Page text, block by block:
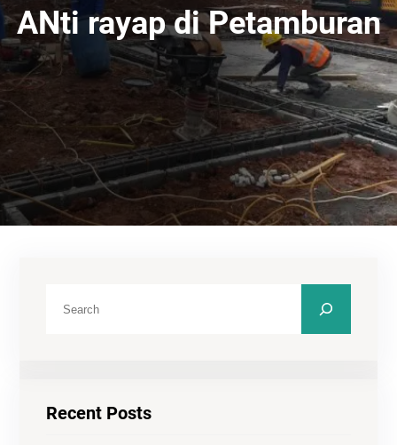
ANti rayap di Petamburan
Recent Posts